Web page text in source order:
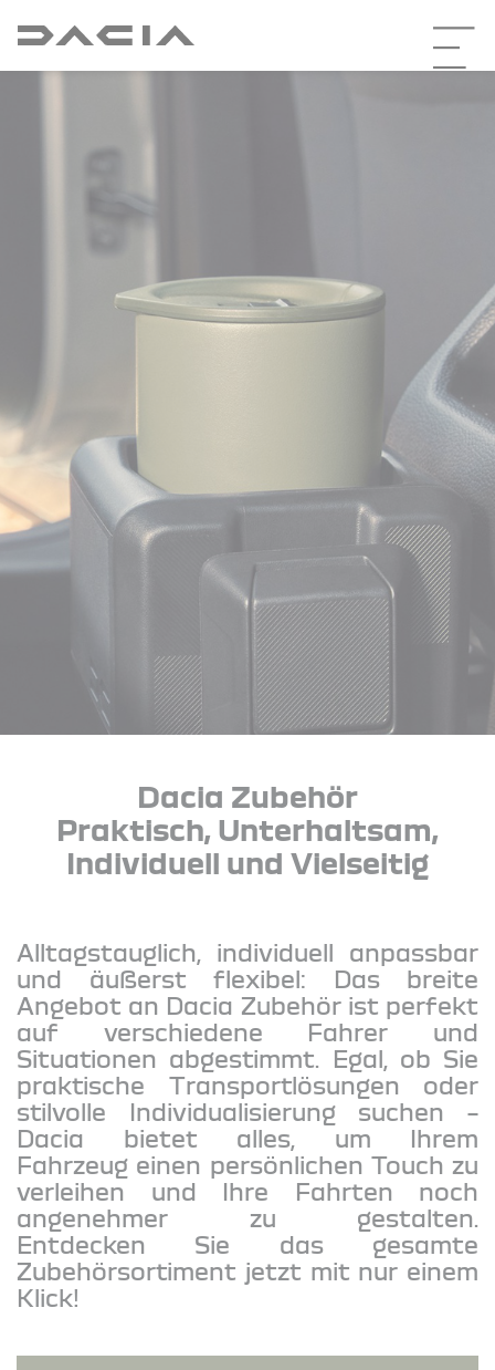
Dacia Zubehör
Praktisch, Unterhaltsam,
Individuell und Vielseitig
Alltagstauglich, individuell anpassbar
und äußerst flexibel: Das breite
Angebot an Dacia Zubehör ist perfekt
auf verschiedene Fahrer und
Situationen abgestimmt. Egal, ob Sie
praktische Transportlösungen oder
stilvolle Individualisierung suchen –
Dacia bietet alles, um Ihrem
Fahrzeug einen persönlichen Touch zu
verleihen und Ihre Fahrten noch
angenehmer zu gestalten.
Entdecken Sie das gesamte
Zubehörsortiment jetzt mit nur einem
Klick!